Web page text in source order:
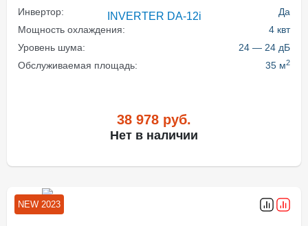
Инвертор:
Да
Мощность охлаждения:
4 квт
Уровень шума:
24 — 24 дБ
Обслуживаемая площадь:
35 м2
38 978 руб.
Нет в наличии
NEW 2023